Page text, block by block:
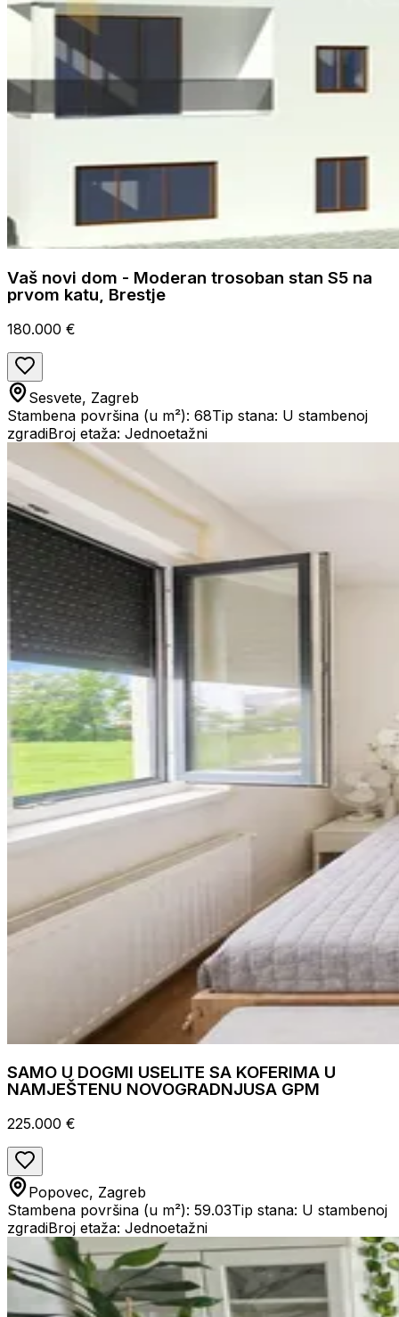
Vaš novi dom - Moderan trosoban stan S5 na
prvom katu, Brestje
180.000 €
Sesvete, Zagreb
Stambena površina (u m²): 68Tip stana: U stambenoj
zgradiBroj etaža: Jednoetažni
SAMO U DOGMI USELITE SA KOFERIMA U
NAMJEŠTENU NOVOGRADNJUSA GPM
225.000 €
Popovec, Zagreb
Stambena površina (u m²): 59.03Tip stana: U stambenoj
zgradiBroj etaža: Jednoetažni